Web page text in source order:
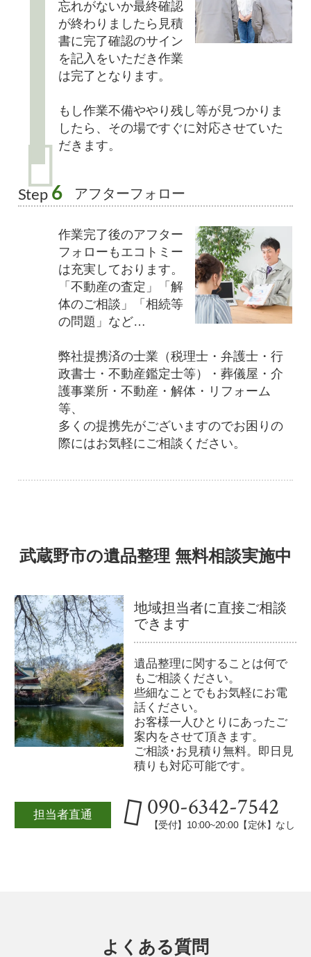
忘れがないか最終確認
が終わりましたら見積
書に完了確認のサイン
を記入をいただき作業
は完了となります。
もし作業不備ややり残し等が見つかりま
したら、その場ですぐに対応させていた
だきます。
Step 6 アフターフォロー
作業完了後のアフター
フォローもエコトミー
は充実しております。
「不動産の査定」「解
体のご相談」「相続等
の問題」など…
弊社提携済の士業（税理士・弁護士・行
政書士・不動産鑑定士等）・葬儀屋・介
護事業所・不動産・解体・リフォーム
等、
多くの提携先がございますのでお困りの
際にはお気軽にご相談ください。
武蔵野市の遺品整理 無料相談実施中
地域担当者に直接ご相談
できます
遺品整理に関することは何で
もご相談ください。
些細なことでもお気軽にお電
話ください。
お客様一人ひとりにあったご
案内をさせて頂きます。
ご相談･お見積り無料。即日見
積りも対応可能です。
担当者直通 090-6342-7542
【受付】10:00~20:00【定休】なし
よくある質問